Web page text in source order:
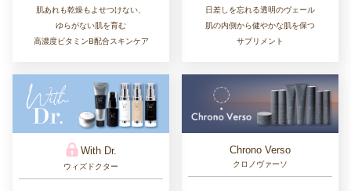
肌あれも乾燥もよせつけない、
ゆらがない肌を育む
高濃度ビタミンB配合スキンケア
日差しを忘れる透明のヴェール
肌の内側から健やかな肌を保つ
サプリメント
With Dr.
ウィズドクター
Chrono Verso
クロノヴァーソ